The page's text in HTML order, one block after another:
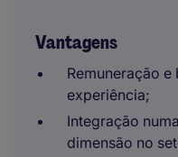
Vantagens
Remuneração
experiência;
Integração
dimensão no